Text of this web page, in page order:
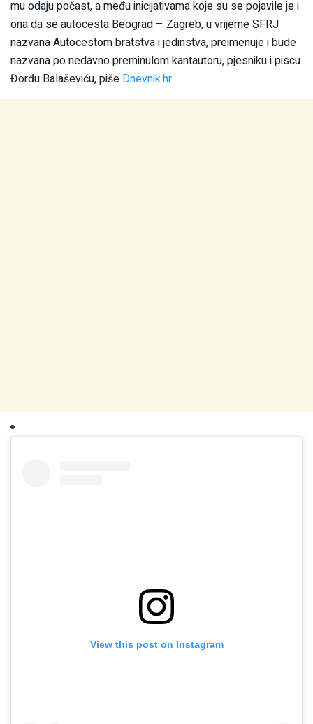
mu odaju počast, a među inicijativama koje su se pojavile je i
ona da se autocesta Beograd – Zagreb, u vrijeme SFRJ
nazvana Autocestom bratstva i jedinstva, preimenuje i bude
nazvana po nedavno preminulom kantautoru, pjesniku i piscu
Đorđu Balaševiću, piše Dnevnik.hr
View this post on Instagram